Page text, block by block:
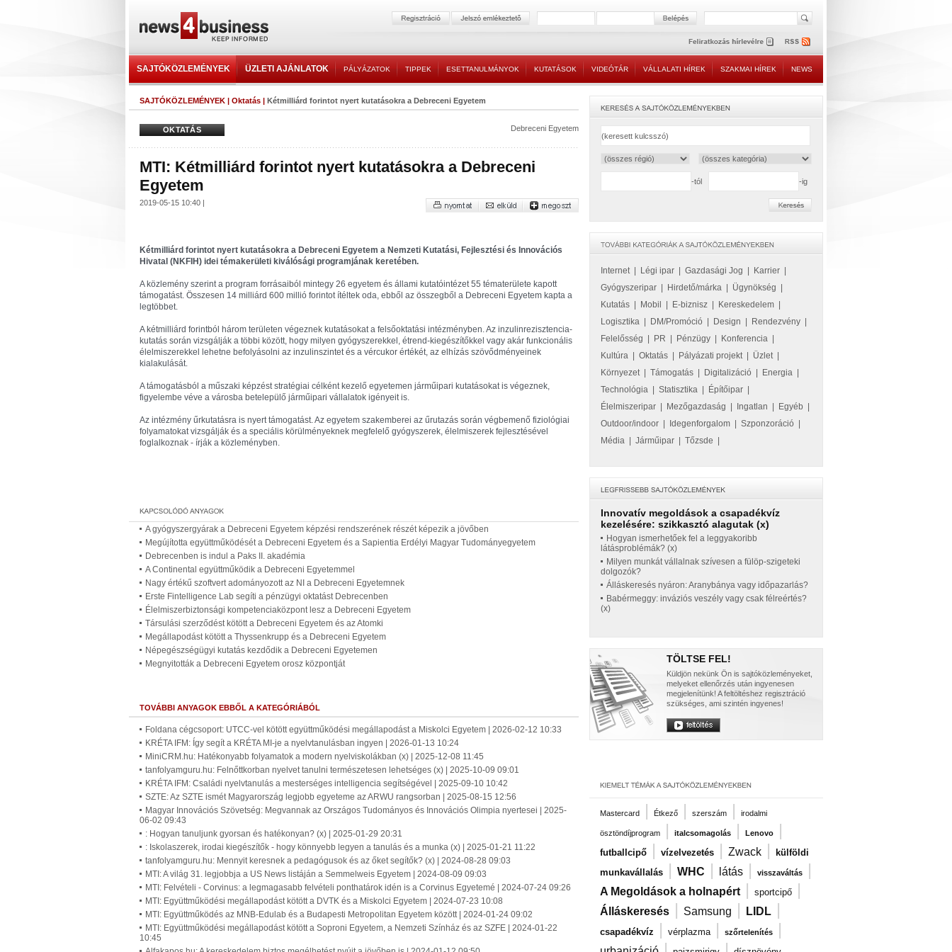
SAJTÓKÖZLEMÉNYEK ÜZLETI AJÁNLATOK PÁLYÁZATOK TIPPEK ESETTANULMÁNYOK KUTATÁSOK VIDEÓTÁR VÁLLALATI HÍREK SZAKMAI HÍREK NEWS
SAJTÓKÖZLEMÉNYEK | Oktatás | Kétmilliárd forintot nyert kutatásokra a Debreceni Egyetem
OKTATÁS Debreceni Egyetem
MTI: Kétmilliárd forintot nyert kutatásokra a Debreceni
Egyetem
2019-05-15 10:40 |
Kétmilliárd forintot nyert kutatásokra a Debreceni Egyetem a Nemzeti Kutatási, Fejlesztési és Innovációs
Hivatal (NKFIH) idei témakerületi kiválósági programjának keretében.
A közlemény szerint a program forrásaiból mintegy 26 egyetem és állami kutatóintézet 55 tématerülete kapott
támogatást. Összesen 14 milliárd 600 millió forintot ítéltek oda, ebből az összegből a Debreceni Egyetem kapta a
legtöbbet.
A kétmilliárd forintból három területen végeznek kutatásokat a felsőoktatási intézményben. Az inzulinrezisztencia-
kutatás során vizsgálják a többi között, hogy milyen gyógyszerekkel, étrend-kiegészítőkkel vagy akár funkcionális
élelmiszerekkel lehetne befolyásolni az inzulinszintet és a vércukor értékét, az elhízás szövődményeinek
kialakulását.
A támogatásból a műszaki képzést stratégiai célként kezelő egyetemen járműipari kutatásokat is végeznek,
figyelembe véve a városba betelepülő járműipari vállalatok igényeit is.
Az intézmény űrkutatásra is nyert támogatást. Az egyetem szakemberei az űrutazás során végbemenő fiziológiai
folyamatokat vizsgálják és a speciális körülményeknek megfelelő gyógyszerek, élelmiszerek fejlesztésével
foglalkoznak - írják a közleményben.
A gyógyszergyárak a Debreceni Egyetem képzési rendszerének részét képezik a jövőben
Megújította együttműködését a Debreceni Egyetem és a Sapientia Erdélyi Magyar Tudományegyetem
Debrecenben is indul a Paks II. akadémia
A Continental együttműködik a Debreceni Egyetemmel
Nagy értékű szoftvert adományozott az NI a Debreceni Egyetemnek
Erste Fintelligence Lab segíti a pénzügyi oktatást Debrecenben
Élelmiszerbiztonsági kompetenciaközpont lesz a Debreceni Egyetem
Társulási szerződést kötött a Debreceni Egyetem és az Atomki
Megállapodást kötött a Thyssenkrupp és a Debreceni Egyetem
Népegészségügyi kutatás kezdődik a Debreceni Egyetemen
Megnyitották a Debreceni Egyetem orosz központját
TOVÁBBI ANYAGOK EBBŐL A KATEGÓRIÁBÓL
Foldana cégcsoport: UTCC-vel kötött együttműködési megállapodást a Miskolci Egyetem | 2026-02-12 10:33
KRÉTA IFM: Így segít a KRÉTA MI-je a nyelvtanulásban ingyen | 2026-01-13 10:24
MiniCRM.hu: Hatékonyabb folyamatok a modern nyelviskolákban (x) | 2025-12-08 11:45
tanfolyamguru.hu: Felnőttkorban nyelvet tanulni természetesen lehetséges (x) | 2025-10-09 09:01
KRÉTA IFM: Családi nyelvtanulás a mesterséges intelligencia segítségével | 2025-09-10 10:42
SZTE: Az SZTE ismét Magyarország legjobb egyeteme az ARWU rangsorban | 2025-08-15 12:56
Magyar Innovációs Szövetség: Megvannak az Országos Tudományos és Innovációs Olimpia nyertesei | 2025-
06-02 09:43
: Hogyan tanuljunk gyorsan és hatékonyan? (x) | 2025-01-29 20:31
: Iskolaszerek, irodai kiegészítők - hogy könnyebb legyen a tanulás és a munka (x) | 2025-01-21 11:22
tanfolyamguru.hu: Mennyit keresnek a pedagógusok és az őket segítők? (x) | 2024-08-28 09:03
MTI: A világ 31. legjobbja a US News listáján a Semmelweis Egyetem | 2024-08-09 09:03
MTI: Felvételi - Corvinus: a legmagasabb felvételi ponthatárok idén is a Corvinus Egyetemé | 2024-07-24 09:26
MTI: Együttműködési megállapodást kötött a DVTK és a Miskolci Egyetem | 2024-07-23 10:08
MTI: Együttműködés az MNB-Edulab és a Budapesti Metropolitan Egyetem között | 2024-01-24 09:02
MTI: Együttműködési megállapodást kötött a Soproni Egyetem, a Nemzeti Színház és az SZFE | 2024-01-22
10:45
-tól -ig
Internet| Légi ipar Gazdasági Jog Karrier
Gyógyszeripar
Hirdető/márka Ügynökség
Kutatás
Mobil E-biznisz Kereskedelem
Logisztika
DM/Promóció Design Rendezvény
Felelősség
PR Pénzügy Konferencia
Kultúra
Oktatás Pályázati projekt| Üzlet|
Környezet| Támogatás Digitalizáció Energia
Technológia
Statisztika Építőipar
Élelmiszeripar
Mezőgazdaság Ingatlan Egyéb
Outdoor/indoor
Idegenforgalom Szponzoráció
Média
Járműipar Tőzsde
Innovatív megoldások a csapadékvíz
kezelésére: szikkasztó alagutak (x)
Hogyan ismerhetőek fel a leggyakoribb
látásproblémák? (x)
Milyen munkát vállalnak szívesen a fülöp-szigeteki
dolgozók?
Álláskeresés nyáron: Aranybánya vagy időpazarlás?
Babérmeggy: inváziós veszély vagy csak félreértés?
(x)
TÖLTSE FEL!
Küldjön nekünk Ön is sajtóközleményeket,
melyeket ellenőrzés után ingyenesen
megjelenítünk! A feltöltéshez regisztráció
szükséges, ami szintén ingyenes!
Mastercard | Étkező | szerszám | irodalmi
ösztöndíjprogram | italcsomagolás | Lenovo |
futballcipő | vízelvezetés | Zwack |
külföldi
munkavállalás | WHC | látás | visszaváltás |
A Megoldások a holnapért | sportcipő |
Álláskeresés | Samsung | LIDL |
csapadékvíz | vérplazma | szőrtelenítés |